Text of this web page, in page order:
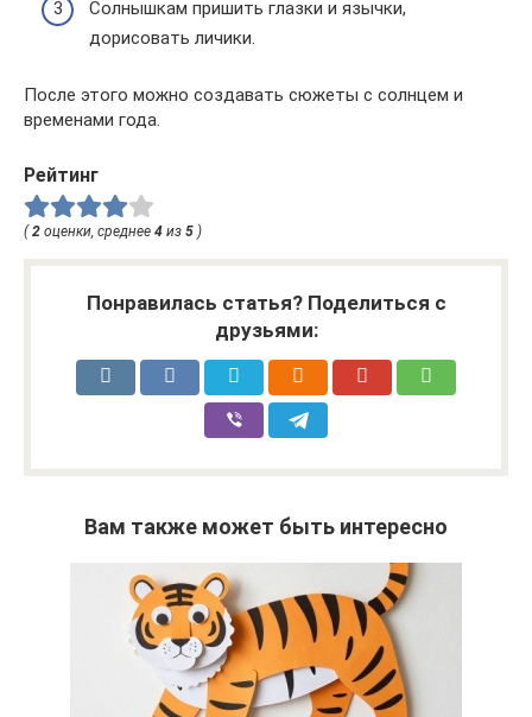
Солнышкам пришить глазки и язычки,
дорисовать личики.
После этого можно создавать сюжеты с солнцем и
временами года.
Рейтинг
(2 оценки, среднее 4 из 5 )
Понравилась статья? Поделиться с
друзьями:
Вам также может быть интересно